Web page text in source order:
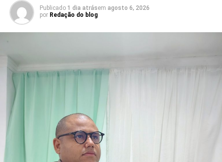
pontua Rafael.
longo do mandato, Rafael também levou recursos para
municípios de todas as regiões do Rio Grande do Norte,
consolidando uma atuação parlamentar marcada pela
presença nos municípios e por investimentos que
continuam gerando benefícios para a população.
Publicado 1 dia atrásem agosto 6, 2026
por Redação do blog